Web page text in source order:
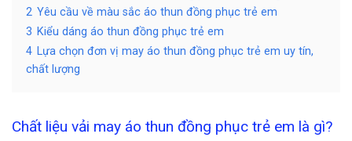
2 Yêu cầu về màu sắc áo thun đồng phục trẻ em
3 Kiểu dáng áo thun đồng phục trẻ em
4 Lựa chọn đơn vị may áo thun đồng phục trẻ em uy tín,
chất lượng
Chất liệu vải may áo thun đồng phục trẻ em là gì?